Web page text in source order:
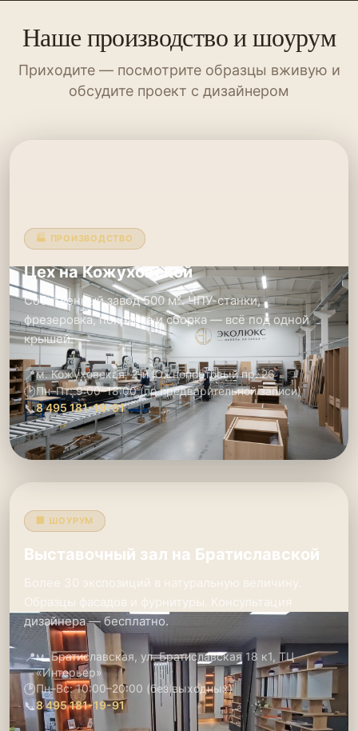
Наше производство и шоурум
Приходите — посмотрите образцы вживую и
обсудите проект с дизайнером
🏭 ПРОИЗВОДСТВО
Цех на Кожуховской
Собственный завод 500 м². ЧПУ-станки,
фрезеровка, покраска и сборка — всё под одной
крышей.
📍м. Кожуховская, 2-й Южнопортовый пр. 26
🕑Пн–Пт: 9:00–18:00 (по предварительной записи)
📞8 495 181-19-91
🏢 ШОУРУМ
Выставочный зал на Братиславской
Более 30 экспозиций в натуральную величину.
Образцы фасадов и фурнитуры. Консультация
дизайнера — бесплатно.
📍м. Братиславская, ул. Братиславская 18 к1, ТЦ
«Интерьер»
🕑Пн–Вс: 10:00–20:00 (без выходных)
📞8 495 181-19-91